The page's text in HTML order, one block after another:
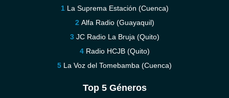
La Suprema Estación (Cuenca)
Alfa Radio (Guayaquil)
JC Radio La Bruja (Quito)
Radio HCJB (Quito)
La Voz del Tomebamba (Cuenca)
Top 5 Géneros